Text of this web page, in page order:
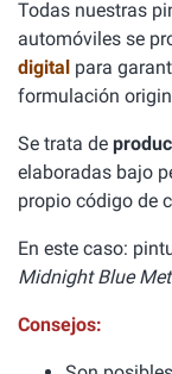
Todas nuestras
automóviles se
digital para
formulación
Se trata de
elaboradas bajo
propio código de
En este caso:
Midnight Blue
Consejos: